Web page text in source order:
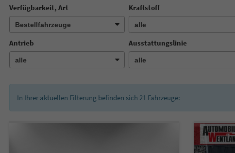
Verfügbarkeit, Art Kraftstoff
Antrieb Ausstattungslinie
In Ihrer aktuellen Filterung befinden sich 21 Fahrzeuge: